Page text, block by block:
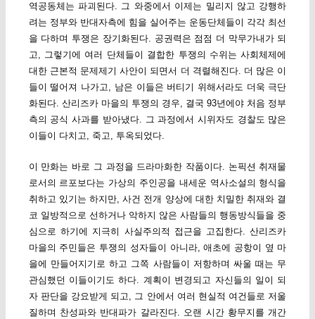
역공동체는 파괴된다. 그 와중에서 이제는 밀리지 않고 강행하
려는 정부와 반대자측에 힘을 실어주는 운동단체들이 각각 최선
을 다하며 투쟁은 장기화된다. 공권력은 점점 더 막무가내가 되
고, 그렇기에 여러 단체들이 결합한 투쟁의 수위는 사회체제에
대한 근본적 문제제기 사안이 되면서 더 격렬해진다. 더 많은 이
들이 떨어져 나가고, 남은 이들은 버티기 위해서라도 더욱 극단
화된다. 산리즈카 마을의 투쟁의 경우, 결국 93년에야 처음 정부
측의 공식 사과를 받아냈다. 그 과정에서 시위자도 경찰도 많은
이들이 다치고, 죽고, 투옥되었다.
이 만화는 바로 그 과정을 드라마화한 작품이다. 논픽션 취재물
로서의 르포보다는 가상의 주인공을 내세운 역사소설의 형식을
취하고 있기는 하지만, 사건 전개 양상에 대한 치밀한 취재와 결
코 일방적으로 선하거나 악하지 않은 사람들의 행동방식들을 중
심으로 하기에 지극히 사실주의적 접근을 고집한다. 산리즈카
마을의 주민들은 투쟁의 성자들이 아니라, 애초에 공항이 옆 마
을에 만들어지기로 하고 그쪽 사람들이 저항하며 싸울 때는 무
관심했던 이들이기도 하다. 계획이 변경되고 자신들의 일이 되
자 판단을 강요받게 되고, 그 안에서 여러 현실적 여건들로 저울
질하며 찬성파와 반대파가 갈라진다. 오랜 시간 황무지를 개간